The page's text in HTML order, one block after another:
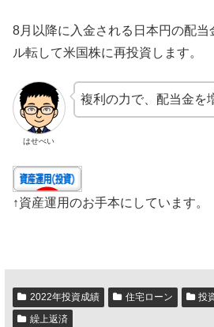
8月以降に入金される日本円の配当
ル転して米国株に再投資します。
はせべい
複利の力で、配当金を
↑資産運用のお手本にしています。
2022年投資成績 住宅ローン 投
繰上返済